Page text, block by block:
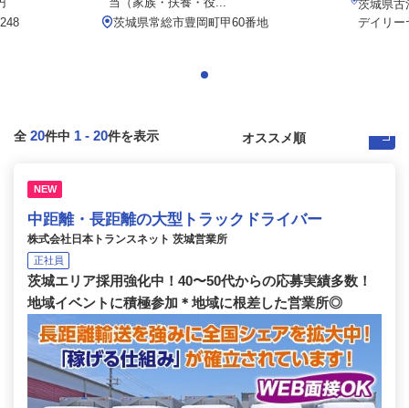
茨城県常総市豊岡町甲60番地
茨城県
デイリー
全 20件中 1 - 20件を表示
NEW
中距離・長距離の大型トラックドライバー
株式会社日本トランスネット 茨城営業所
正社員
茨城エリア採用強化中！40〜50代からの応募実績多数！
地域イベントに積極参加＊地域に根差した営業所◎